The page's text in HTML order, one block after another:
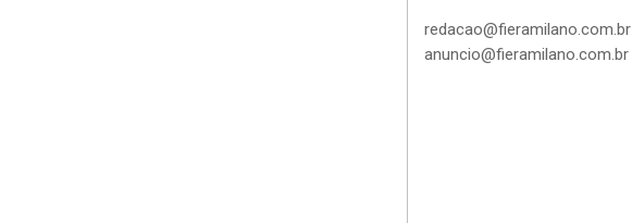
redacao@fieramilano.com.br
anuncio@fieramilano.com.br